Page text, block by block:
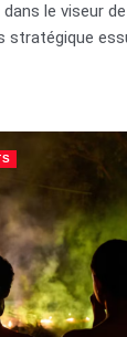
dans le viseur de
stratégique